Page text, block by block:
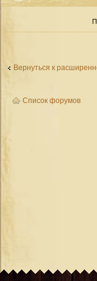
Вернуться к
Список форумов